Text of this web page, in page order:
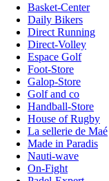
Basket-Center
Daily Bikers
Direct Running
Direct-Volley
Espace Golf
Foot-Store
Galop-Store
Golf and co
Handball-Store
House of Rugby
La sellerie de Maé
Made in Paradis
Nauti-wave
On-Fight